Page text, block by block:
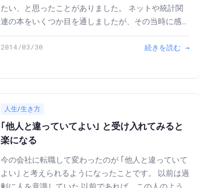
たい、と思ったことがありました。 ネットや統計関
連の本をいくつか目を通しましたが、その当時に感じ
という歯切れの悪いものでした。仕事上は支障はない
2014/03/30 続きを読む →
人生/生き方
｢他人と違っていてよい｣ と受け入れてみると
楽になる
今の会社に転職して変わったのが ｢他人と違っていて
よい｣ と考えられるようになったことです。 以前は過